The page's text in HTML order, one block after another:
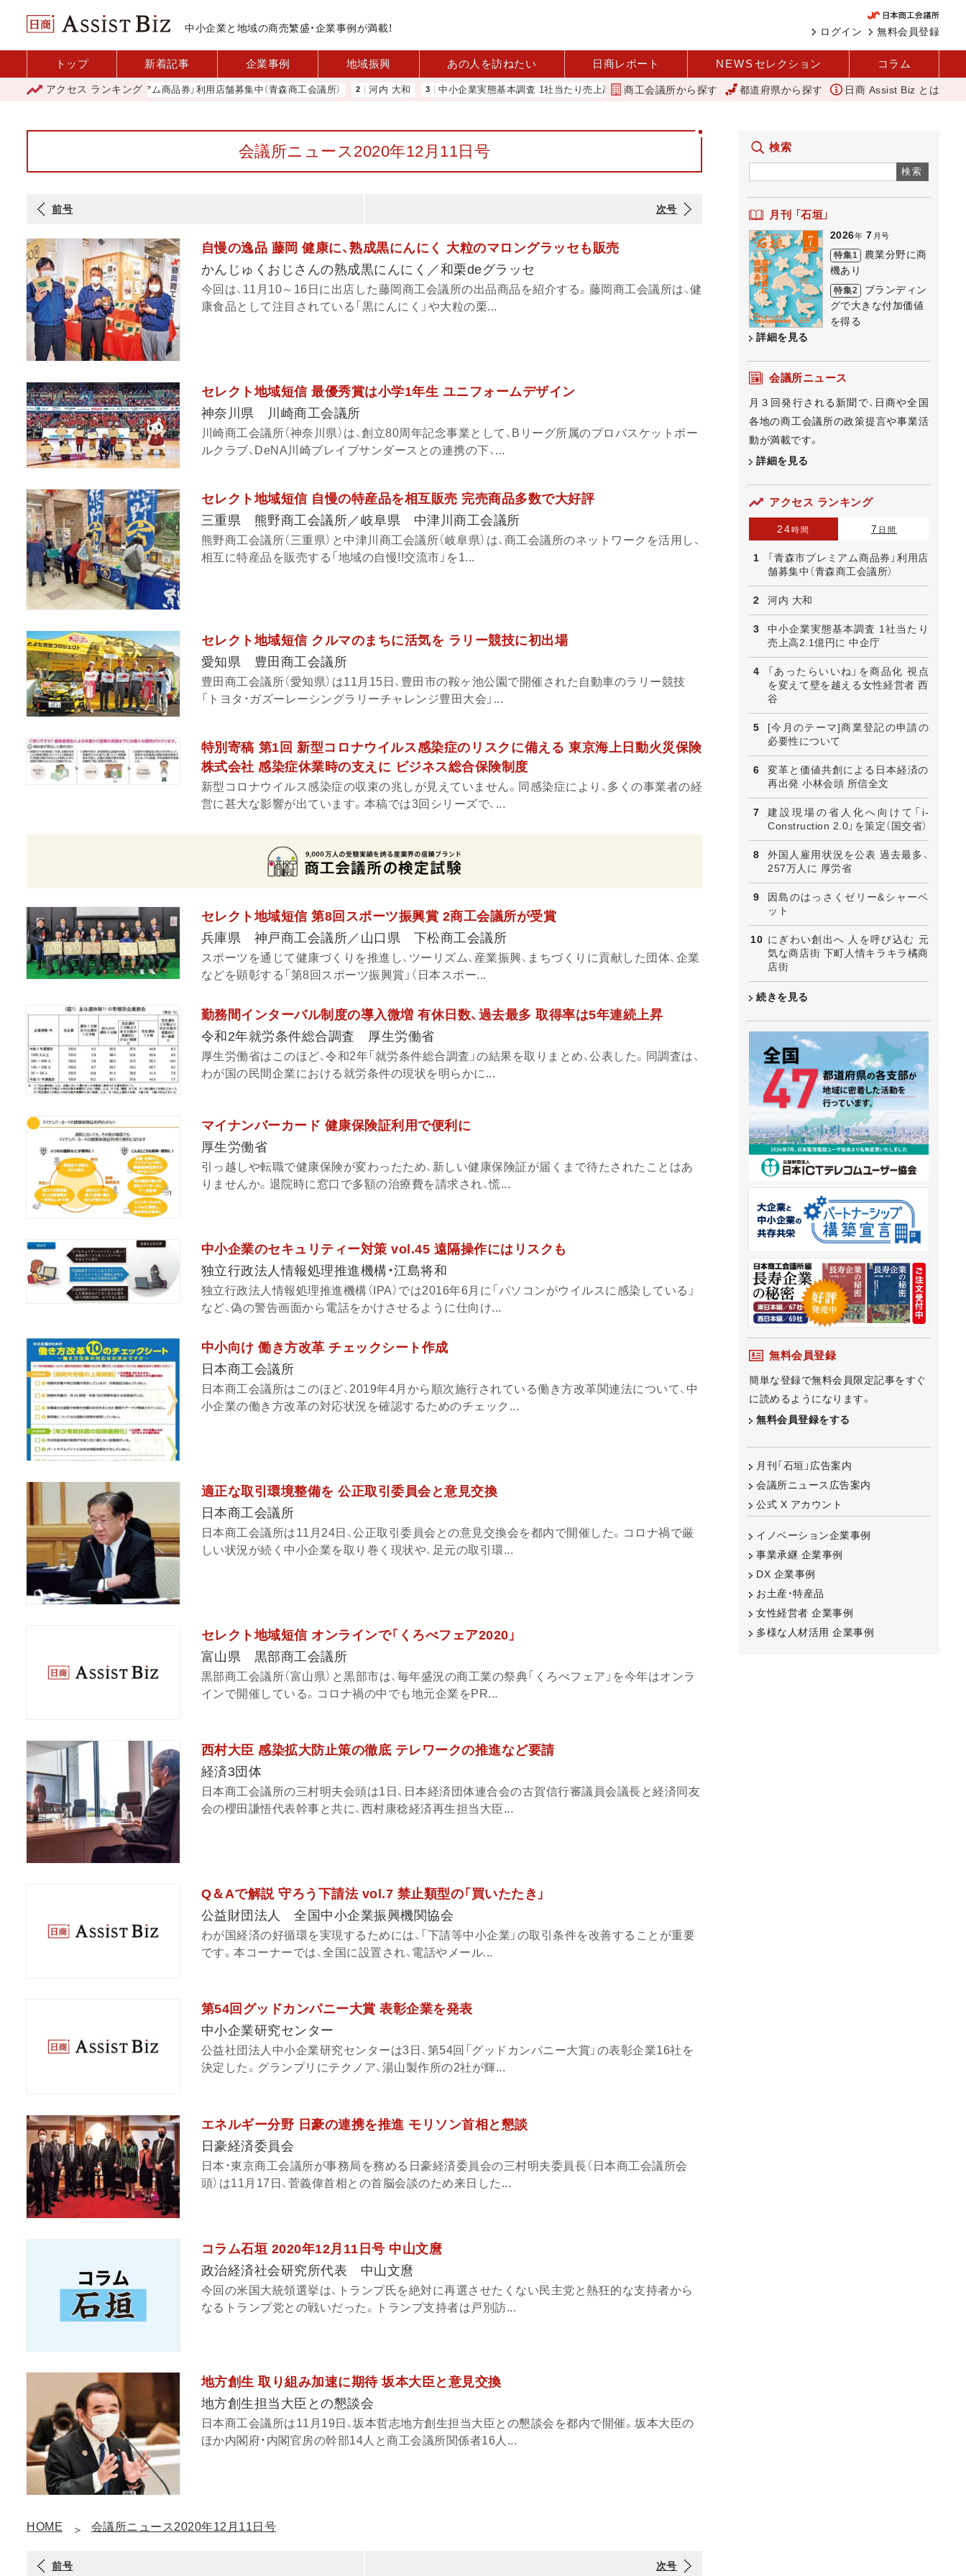
中小企業と地域の商売繁盛・企業事例が満載！ 無料会員登録
ログイン
トップ 新着記事 企業事例 地域振興 あの人を訪ねたい 日商レポート NEWS セレクション コラム
アクセス ランキング
「青森市プレミアム商品券」利用店舗募集中（青森商工会議所） 河内 大和 中小企業実態基本調査 1社当たり売上高2.1億円に 中企庁 「あったらいいね」を商品化 視点を変えて壁を越える女性経営者 西
商工会議所から探す 都道府県から探す 日商 Assist Biz とは
会議所ニュース2020年12月11日号
前号 次号
自慢の逸品 藤岡 健康に、熟成黒にんにく 大粒のマロングラッセも販売
かんじゅくおじさんの熟成黒にんにく／和栗deグラッセ
今回は、11月10～16日に出店した藤岡商工会議所の出品商品を紹介する。藤岡商工会議所は、健
康食品として注目されている「黒にんにく」や大粒の栗...
セレクト地域短信 最優秀賞は小学1年生 ユニフォームデザイン
神奈川県 川崎商工会議所
川崎商工会議所（神奈川県）は、創立80周年記念事業として、Bリーグ所属のプロバスケットボー
ルクラブ、DeNA川崎ブレイブサンダースとの連携の下、...
セレクト地域短信 自慢の特産品を相互販売 完売商品多数で大好評
三重県 熊野商工会議所／岐阜県 中津川商工会議所
熊野商工会議所（三重県）と中津川商工会議所（岐阜県）は、商工会議所のネットワークを活用し、
相互に特産品を販売する「地域の自慢!!交流市」を1...
セレクト地域短信 クルマのまちに活気を ラリー競技に初出場
愛知県 豊田商工会議所
豊田商工会議所（愛知県）は11月15日、豊田市の鞍ヶ池公園で開催された自動車のラリー競技
「トヨタ・ガズーレーシングラリーチャレンジ豊田大会」...
特別寄稿 第1回 新型コロナウイルス感染症のリスクに備える 東京海上日動火災保険
株式会社 感染症休業時の支えに ビジネス総合保険制度
新型コロナウイルス感染症の収束の兆しが見えていません。同感染症により、多くの事業者の経
営に甚大な影響が出ています。本稿では3回シリーズで、...
セレクト地域短信 第8回スポーツ振興賞 2商工会議所が受賞
兵庫県 神戸商工会議所／山口県 下松商工会議所
スポーツを通じて健康づくりを推進し、ツーリズム、産業振興、まちづくりに貢献した団体、企業
などを顕彰する「第8回スポーツ振興賞」（日本スポー...
勤務間インターバル制度の導入微増 有休日数、過去最多 取得率は5年連続上昇
令和2年就労条件総合調査 厚生労働省
厚生労働省はこのほど、令和2年「就労条件総合調査」の結果を取りまとめ、公表した。同調査は、
わが国の民間企業における就労条件の現状を明らかに...
マイナンバーカード 健康保険証利用で便利に
厚生労働省
引っ越しや転職で健康保険が変わったため、新しい健康保険証が届くまで待たされたことはあ
りませんか。退院時に窓口で多額の治療費を請求され、慌...
中小企業のセキュリティー対策 vol.45 遠隔操作にはリスクも
独立行政法人情報処理推進機構・江島将和
独立行政法人情報処理推進機構（IPA）では2016年6月に「パソコンがウイルスに感染している」
など、偽の警告画面から電話をかけさせるように仕向け...
中小向け 働き方改革 チェックシート作成
日本商工会議所
日本商工会議所はこのほど、2019年4月から順次施行されている働き方改革関連法について、中
小企業の働き方改革の対応状況を確認するためのチェック...
適正な取引環境整備を 公正取引委員会と意見交換
日本商工会議所
日本商工会議所は11月24日、公正取引委員会との意見交換会を都内で開催した。コロナ禍で厳
しい状況が続く中小企業を取り巻く現状や、足元の取引環...
セレクト地域短信 オンラインで「くろべフェア2020」
富山県 黒部商工会議所
黒部商工会議所（富山県）と黒部市は、毎年盛況の商工業の祭典「くろべフェア」を今年はオンラ
インで開催している。コロナ禍の中でも地元企業をPR...
西村大臣 感染拡大防止策の徹底 テレワークの推進など要請
経済3団体
日本商工会議所の三村明夫会頭は1日、日本経済団体連合会の古賀信行審議員会議長と経済同友
会の櫻田謙悟代表幹事と共に、西村康稔経済再生担当大臣...
Q＆Aで解説 守ろう下請法 vol.7 禁止類型の「買いたたき」
公益財団法人 全国中小企業振興機関協会
わが国経済の好循環を実現するためには、「下請等中小企業」の取引条件を改善することが重要
です。本コーナーでは、全国に設置され、電話やメール...
第54回グッドカンパニー大賞 表彰企業を発表
中小企業研究センター
公益社団法人中小企業研究センターは3日、第54回「グッドカンパニー大賞」の表彰企業16社を
決定した。グランプリにテクノア、湯山製作所の2社が輝...
エネルギー分野 日豪の連携を推進 モリソン首相と懇談
日豪経済委員会
日本・東京商工会議所が事務局を務める日豪経済委員会の三村明夫委員長（日本商工会議所会
頭）は11月17日、菅義偉首相との首脳会談のため来日した...
コラム石垣 2020年12月11日号 中山文麿
政治経済社会研究所代表 中山文麿
今回の米国大統領選挙は、トランプ氏を絶対に再選させたくない民主党と熱狂的な支持者から
なるトランプ党との戦いだった。トランプ支持者は戸別訪...
地方創生 取り組み加速に期待 坂本大臣と意見交換
地方創生担当大臣との懇談会
日本商工会議所は11月19日、坂本哲志地方創生担当大臣との懇談会を都内で開催。坂本大臣の
ほか内閣府・内閣官房の幹部14人と商工会議所関係者16人...
HOME 会議所ニュース2020年12月11日号
前号 次号
検索
検索
月刊 「石垣」
2026年 7 月号
特集1
農業分野に商
機あり
特集2
ブランディン
グで大きな付加価値
を得る
詳細を見る
会議所ニュース
月３回発行される新聞で、日商や全国
各地の商工会議所の政策提言や事業活
動が満載です。
詳細を見る
アクセス ランキング
24時間 7 日間
「青森市プレミアム商品券」利用店
舗募集中（青森商工会議所）
河内 大和
中小企業実態基本調査 1社当たり
売上高2.1億円に 中企庁
「あったらいいね」を商品化 視点
を変えて壁を越える女性経営者 西
谷
[今月のテーマ]商業登記の申請の
必要性について
変革と価値共創による日本経済の
再出発 小林会頭 所信全文
建設現場の省人化へ向けて「i-
Construction 2.0」を策定（国交省）
外国人雇用状況を公表 過去最多、
257万人に 厚労省
因島のはっさくゼリー&シャーベ
ット
にぎわい創出へ 人を呼び込む 元
気な商店街 下町人情キラキラ橘商
店街
続きを見る
無料会員登録
簡単な登録で無料会員限定記事をすぐ
に読めるようになります。
無料会員登録をする
月刊「石垣」広告案内
会議所ニュース広告案内
公式 X アカウント
イノベーション企業事例
事業承継 企業事例
DX 企業事例
お土産・特産品
女性経営者 企業事例
多様な人材活用 企業事例